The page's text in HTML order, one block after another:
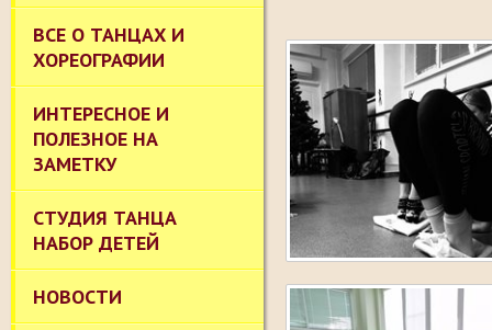
ВСЕ О ТАНЦАХ И
ХОРЕОГРАФИИ
ИНТЕРЕСНОЕ И
ПОЛЕЗНОЕ НА
ЗАМЕТКУ
СТУДИЯ ТАНЦА
НАБОР ДЕТЕЙ
НОВОСТИ